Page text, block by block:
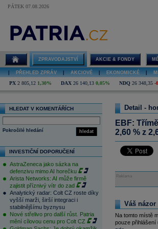
PÁTEK 07.08.2026
ZPRAVODAJSTVÍ AKCIE & FONDY
PŘEHLED ZPRÁV AKCIOVÉ EKONOMICKÉ
PX 2 805,12 1,30% DAX 26 140,13 0,05% NDQ 26 348,35 -
HLEDAT V KOMENTÁŘÍCH
hledat
Pokročilé hledání
INVESTIČNÍ DOPORUČENÍ
AstraZeneca jako sázka na
defenzivu mimo AI horečku
Arista Networks: AI může firmě
zajistit příznivý vítr do zad
Analytický radar: Colt CZ roste díky
vyšší marži, širší integraci i
stabilnějšímu byznysu
Nové střelivo pro další růst. Patria
mění cílovou cenu pro Colt CZ
Detail -
EBF:
2,60 % z
Reklama
Váš názor
Na tomto místě
pouze přihlášení